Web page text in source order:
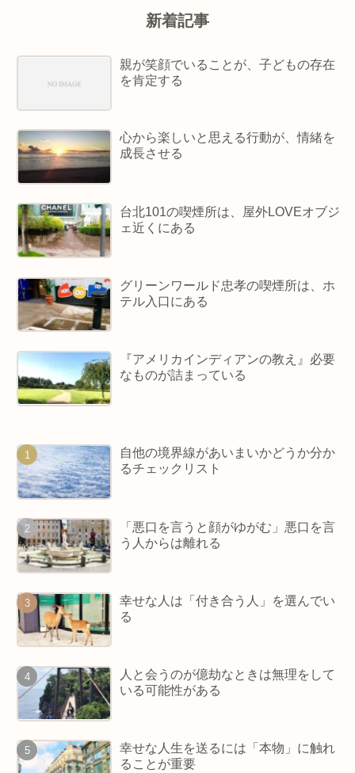
新着記事
親が笑顔でいることが、子どもの存在
を肯定する
心から楽しいと思える行動が、情緒を
成長させる
台北101の喫煙所は、屋外LOVEオブジ
ェ近くにある
グリーンワールド忠孝の喫煙所は、ホ
テル入口にある
『アメリカインディアンの教え』必要
なものが詰まっている
自他の境界線があいまいかどうか分か
るチェックリスト
「悪口を言うと顔がゆがむ」悪口を言
う人からは離れる
幸せな人は「付き合う人」を選んでい
る
人と会うのが億劫なときは無理をして
いる可能性がある
幸せな人生を送るには「本物」に触れ
ることが重要